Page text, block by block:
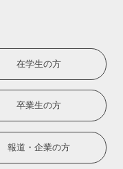
在学生の方
卒業生の方
報道・企業の方